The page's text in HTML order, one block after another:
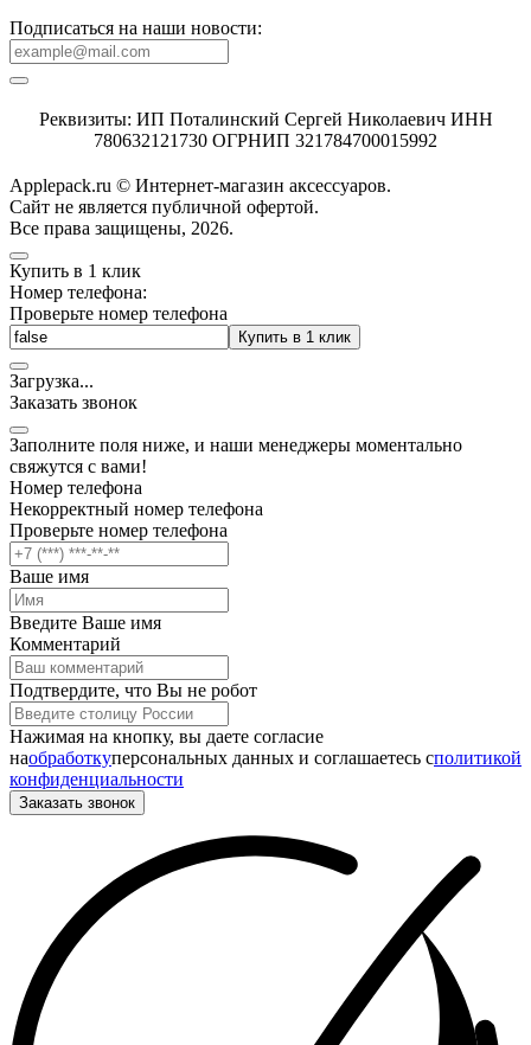
Подписаться на наши новости:
Реквизиты: ИП Поталинский Сергей Николаевич ИНН
780632121730 ОГРНИП 321784700015992
Applepack.ru © Интернет-магазин аксессуаров.
Cайт не является публичной офертой.
Все права защищены, 2026.
Купить в 1 клик
Номер телефона:
Проверьте номер телефона
Купить в 1 клик
Загрузка...
Заказать звонок
Заполните поля ниже, и наши менеджеры моментально
свяжутся с вами!
Номер телефона
Некорректный номер телефона
Проверьте номер телефона
Ваше имя
Введите Ваше имя
Комментарий
Подтвердите, что Вы не робот
Нажимая на кнопку, вы даете согласие
наобработкуперсональных данных и соглашаетесь cполитикой
конфиденциальности
Заказать звонок